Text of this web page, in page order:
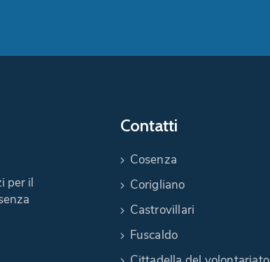
per il
Contatti
Cosenza
Corigliano
Castrovillari
Fuscaldo